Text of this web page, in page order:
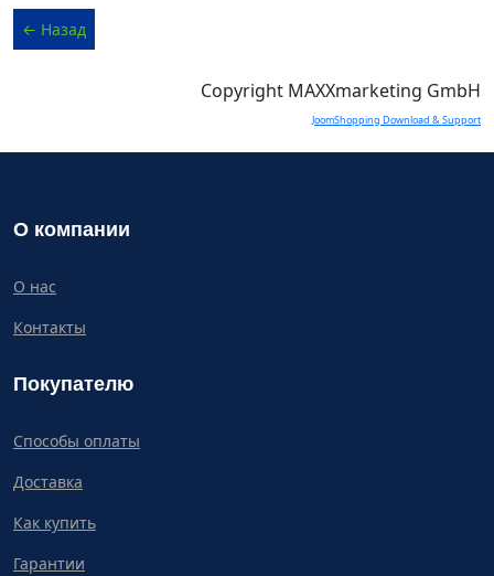
Copyright MAXXmarketing GmbH
JoomShopping Download & Support
О компании
О нас
Контакты
Покупателю
Способы оплаты
Доставка
Как купить
Гарантии